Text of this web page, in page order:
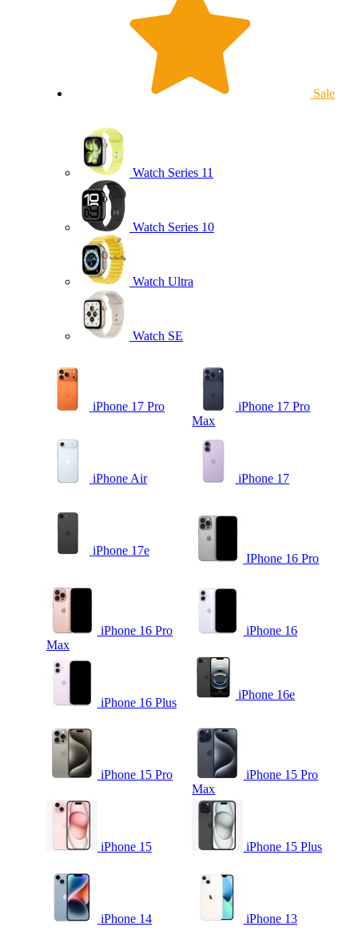
Sale
Watch Series 11
Watch Series 10
Watch Ultra
Watch SE
iPhone 17 Pro
iPhone 17 Pro
Max
iPhone Air iPhone 17
iPhone 17e
IPhone 16 Pro
iPhone 16 Pro
Max
iPhone 16
iPhone 16 Plus
iPhone 16e
iPhone 15 Pro
iPhone 15 Pro
Max
iPhone 15 iPhone 15 Plus
iPhone 14 iPhone 13